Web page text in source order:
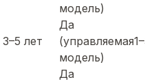
модель)
3–5 лет
Да
(управляемая
модель)
Да